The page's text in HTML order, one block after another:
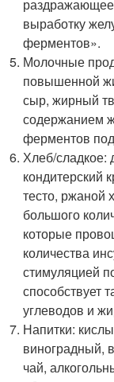
выработку
ферментов».
Молочные
повышенной
сыр, жирный
содержанием
ферментов
Хлеб/сладкое:
кондитерский
тесто, ржаной
большого
которые
количества
стимуляцией
способствует
углеводов и
Напитки:
виноградный,
чай,